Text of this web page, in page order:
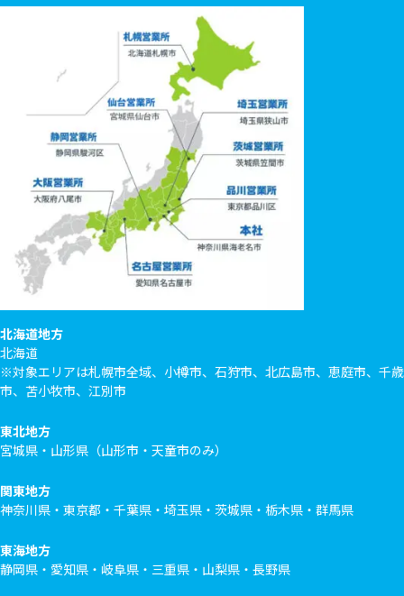
北海道地方
北海道
※対象エリアは札幌市全域、小樽市、石狩市、北広島市、恵庭市、千歳
市、苫小牧市、江別市
東北地方
宮城県・山形県（山形市・天童市のみ）
関東地方
神奈川県・東京都・千葉県・埼玉県・茨城県・栃木県・群馬県
東海地方
静岡県・愛知県・岐阜県・三重県・山梨県・長野県